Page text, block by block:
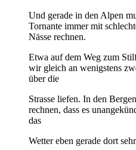
Und gerade in den Alpen
Tornante immer mit
Nässe rechnen.
Etwa auf dem Weg zum
wir gleich an wenigstens
über die
Strasse liefen. In den
rechnen, dass es
das
Wetter eben gerade dort